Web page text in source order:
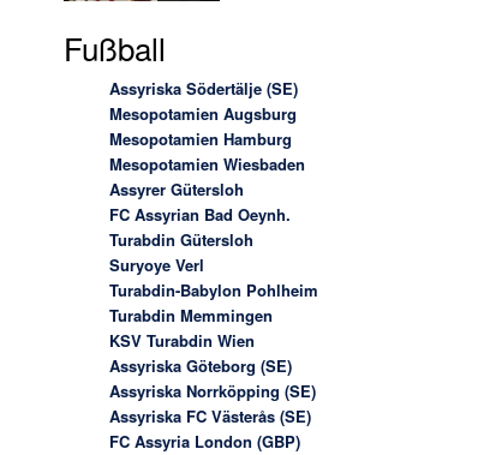
Fußball
Assyriska Södertälje (SE)
Mesopotamien Augsburg
Mesopotamien Hamburg
Mesopotamien Wiesbaden
Assyrer Gütersloh
FC Assyrian Bad Oeynh.
Turabdin Gütersloh
Suryoye Verl
Turabdin-Babylon Pohlheim
Turabdin Memmingen
KSV Turabdin Wien
Assyriska Göteborg (SE)
Assyriska Norrköpping (SE)
Assyriska FC Västerås (SE)
FC Assyria London (GBP)